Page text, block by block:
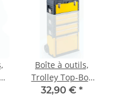
Boîte à outils,
Trolley Top-Box
jaune
32,90 € *